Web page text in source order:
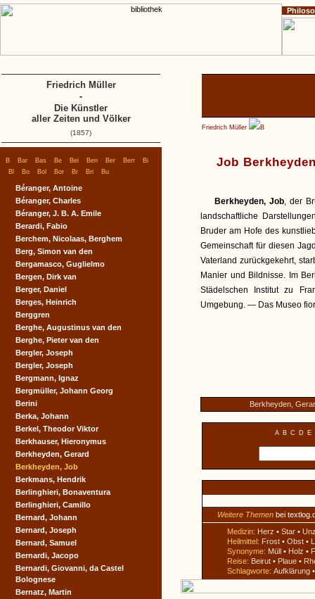
Friedrich Müller B
Job
Berkheyden, Job, der
landschaftliche
Bruder am Hofe des
Gemeinschaft für diesen
Vaterland zurückgekehrt,
Manier und Bildnisse. Im
Städelschen Institut zu
Umgebung. — Das Museo
Berkheyden,
A B C D E
Weitere Themen bei
Medizin: Herz • Star •
Heilmittel: Frost • Obst •
Synonyme: Müll • Holz •
Reise: Beirut • Plaue •
Schlagworte: Aufklärung
B Bar Bas Be Bei Ben Ber Berr Bi
Bl Bo Bol Bor Br Bri Bu
Béranger, Antoine
Béranger, Charles
Béranger, J. B. A. Emile
Berardi, Fabio
Berchem, Nicolaas, Berghem
Berg, Simon van den
Bergamasco, Guglielmo
Bergen, Dirk van
Berger, Daniel
Berges, Heinrich
Berggren
Berghe, Augustinus van den
Berghe, Pieter van den
Bergler, Joseph
Bergler, Joseph
Bergmann, Ignaz
Bergmüller, Johann Georg
Berini
Berka, Johann
Berkel, Theodor Viktor
Berkhauser, Hieronymus
Berkheyden, Gerard
Berkheyden, Job
Berkmans, Hendrik
Berlinghieri, Bonaventura
Berlinghieri, Camillo
Bernard, Johann
Bernard, Joseph
Bernard, Samuel
Bernardi, Jacopo
Bernardi, Giovanni, da Castel
Bolognese
Bernatz, Martin
Friedrich Müller
-
Die Künstler
aller Zeiten und Völker
(1857)